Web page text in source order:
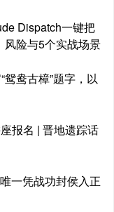
Dispatch一键把
险与5个实战场景
鸯古樟”题字，以
报名 | 晋地遗踪话
一凭战功封侯入正